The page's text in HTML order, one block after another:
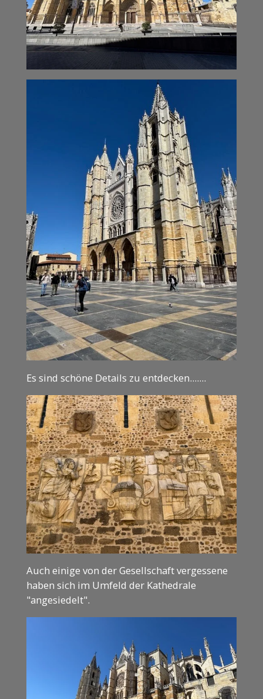
Es sind schöne Details zu entdecken.......
Auch einige von der Gesellschaft vergessene
haben sich im Umfeld der Kathedrale
"angesiedelt".